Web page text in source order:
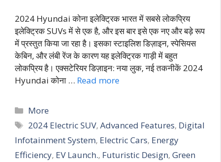
2024 Hyundai कोना इलेक्ट्रिक भारत में सबसे लोकप्रिय
इलेक्ट्रिक SUVs में से एक है, और इस बार इसे एक नए और बड़े रूप
में प्रस्तुत किया जा रहा है। इसका स्टाइलिश डिज़ाइन, स्पेसियस
केबिन, और लंबी रेंज के कारण यह इलेक्ट्रिक गाड़ी में बहुत
लोकप्रिय है। एक्सटेरियर डिज़ाइन: नया लुक, नई तकनीकें 2024
Hyundai कोना … Read more
More
2024 Electric SUV,Advanced Features, Digital
Infotainment System, Electric Cars, Energy
Efficiency, EV Launch., Futuristic Design, Green